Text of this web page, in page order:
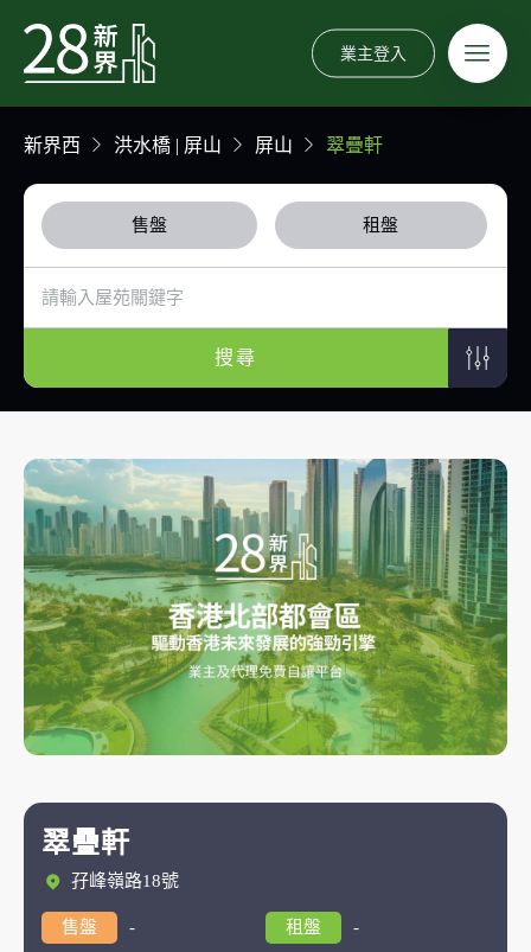
業主登入
新界西 洪水橋 | 屏山 屏山 翠疊軒
售盤 租盤
搜尋
翠疊軒
孖峰嶺路18號
售盤 - 租盤 -